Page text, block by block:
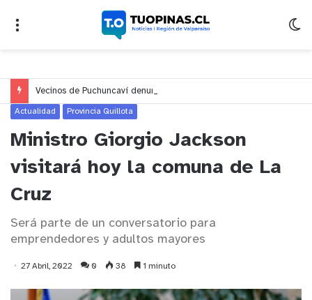
Actualidad Provincia Quillota
Ministro Giorgio Jackson
visitará hoy la comuna de La
Cruz
Será parte de un conversatorio para
emprendedores y adultos mayores
27 Abril, 2022 0 38 1 minuto